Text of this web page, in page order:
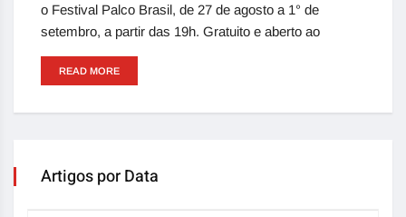
o Festival Palco Brasil, de 27 de agosto a 1° de
setembro, a partir das 19h. Gratuito e aberto ao
READ MORE
Artigos por Data